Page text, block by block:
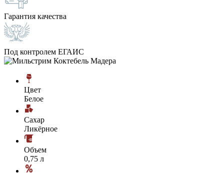
Гарантия качества
Под контролем ЕГАИС
Цвет
Белое
Сахар
Ликёрное
Объем
0,75 л